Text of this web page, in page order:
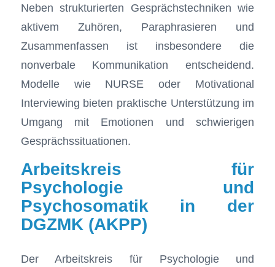
Neben strukturierten Gesprächstechniken wie
aktivem Zuhören, Paraphrasieren und
Zusammenfassen ist insbesondere die
nonverbale Kommunikation entscheidend.
Modelle wie NURSE oder Motivational
Interviewing bieten praktische Unterstützung im
Umgang mit Emotionen und schwierigen
Gesprächssituationen.
Arbeitskreis für
Psychologie und
Psychosomatik in der
DGZMK (AKPP)
Der Arbeitskreis für Psychologie und